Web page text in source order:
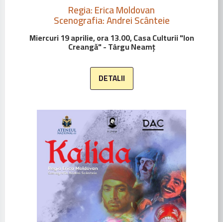
Regia: Erica Moldovan
Scenografia: Andrei Scânteie
Miercuri 19 aprilie, ora 13.00, Casa Culturii "Ion
Creangă" - Târgu Neamț
DETALII